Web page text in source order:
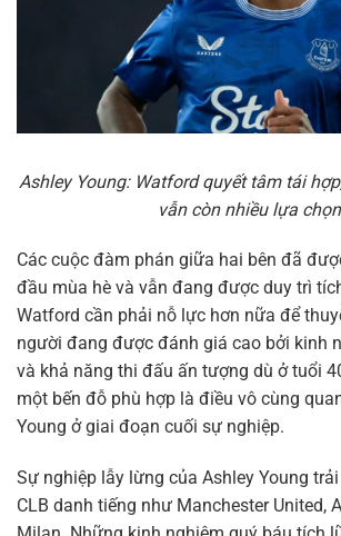
Ashley Young: Watford quyết tâm tái
vẫn còn nhiều lựa chọn
Các cuộc đàm phán giữa hai bên đã
đầu mùa hè và vẫn đang được duy trì
Watford cần phải nỗ lực hơn nữa để
người đang được đánh giá cao bởi kinh
và khả năng thi đấu ấn tượng dù ở tuổi
một bến đỗ phù hợp là điều vô cùng
Young ở giai đoạn cuối sự nghiệp.
Sự nghiệp lẫy lừng của Ashley Young
CLB danh tiếng như Manchester United,